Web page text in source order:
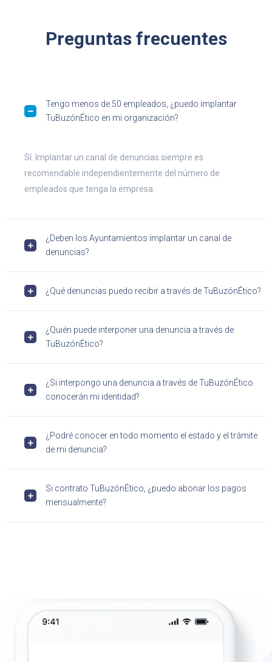
Preguntas frecuentes
Tengo menos de 50 empleados, ¿puedo implantar
TuBuzónÉtico en mi organización?
Sí. Implantar un canal de denuncias siempre es
recomendable independientemente del número de
empleados que tenga la empresa.
¿Deben los Ayuntamientos implantar un canal de
denuncias?
¿Qué denuncias puedo recibir a través de TuBuzónÉtico?
¿Quién puede interponer una denuncia a través de
TuBuzónÉtico?
¿Si interpongo una denuncia a través de TuBuzónÉtico
conocerán mi identidad?
¿Podré conocer en todo momento el estado y el trámite
de mi denuncia?
Si contrato TuBuzónÉtico, ¿puedo abonar los pagos
mensualmente?